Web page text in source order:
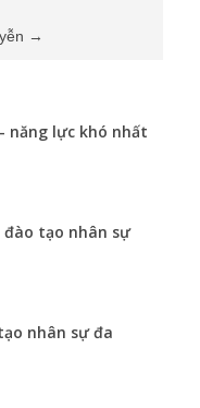
→
năng lực khó nhất
đào tạo nhân sự
nhân sự đa